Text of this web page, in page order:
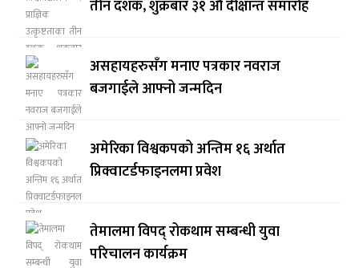
तीन दशक, शुक्रबार ३१ औँ दीक्षान्त समारोह
असहायहरुसँग मनाए पत्रकार नवराज
बजगाईले आफ्नो जन्मदिन
अमेरिका विश्वकपको अन्तिम १६ अर्थात
प्रिक्वाटर्डफाइनलमा प्रवेश
तेमालमा विपद् रोकथाम सम्बन्धी युवा
परिचालन कार्यक्रम